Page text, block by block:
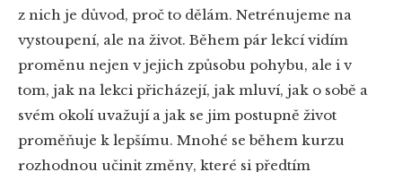
z nich je důvod, proč to dělám. Netrénujeme na
vystoupení, ale na život. Během pár lekcí vidím
proměnu nejen v jejich způsobu pohybu, ale i v
tom, jak na lekci přicházejí, jak mluví, jak o sobě a
svém okolí uvažují a jak se jim postupně život
proměňuje k lepšímu. Mnohé se během kurzu
rozhodnou učinit změny, které si předtím